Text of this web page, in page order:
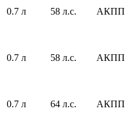
0.7 л 58 л.с. АКПП
0.7 л 58 л.с. АКПП
0.7 л 64 л.с. АКПП